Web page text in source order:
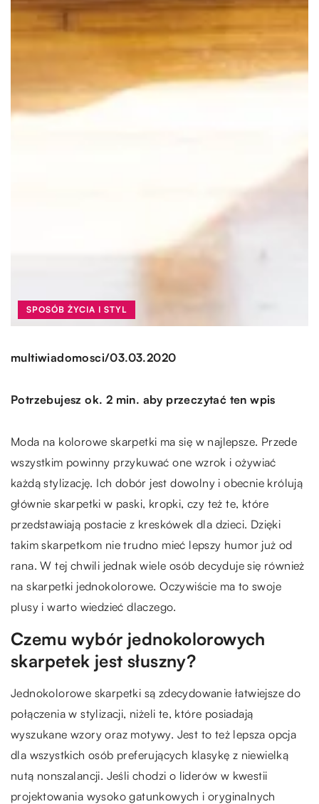
SPOSÓB ŻYCIA I STYL
multiwiadomosci/03.03.2020
Potrzebujesz ok. 2 min. aby przeczytać ten wpis
Moda na kolorowe skarpetki ma się w najlepsze. Przede
wszystkim powinny przykuwać one wzrok i ożywiać
każdą stylizację. Ich dobór jest dowolny i obecnie królują
głównie skarpetki w paski, kropki, czy też te, które
przedstawiają postacie z kreskówek dla dzieci. Dzięki
takim skarpetkom nie trudno mieć lepszy humor już od
rana. W tej chwili jednak wiele osób decyduje się również
na skarpetki jednokolorowe. Oczywiście ma to swoje
plusy i warto wiedzieć dlaczego.
Czemu wybór jednokolorowych
skarpetek jest słuszny?
Jednokolorowe skarpetki są zdecydowanie łatwiejsze do
połączenia w stylizacji, niżeli te, które posiadają
wyszukane wzory oraz motywy. Jest to też lepsza opcja
dla wszystkich osób preferujących klasykę z niewielką
nutą nonszalancji. Jeśli chodzi o liderów w kwestii
projektowania wysoko gatunkowych i oryginalnych